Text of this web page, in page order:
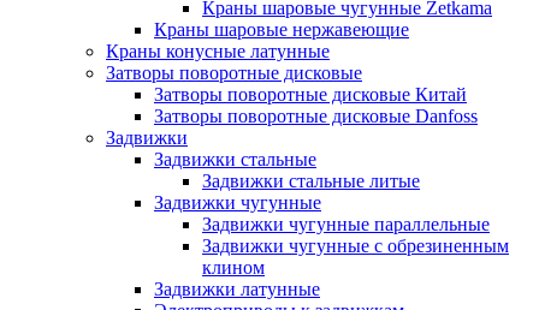
Краны шаровые чугунные Zetkama
Краны шаровые нержавеющие
Краны конусные латунные
Затворы поворотные дисковые
Затворы поворотные дисковые Китай
Затворы поворотные дисковые Danfoss
Задвижки
Задвижки стальные
Задвижки стальные литые
Задвижки чугунные
Задвижки чугунные параллельные
Задвижки чугунные с обрезиненным
клином
Задвижки латунные